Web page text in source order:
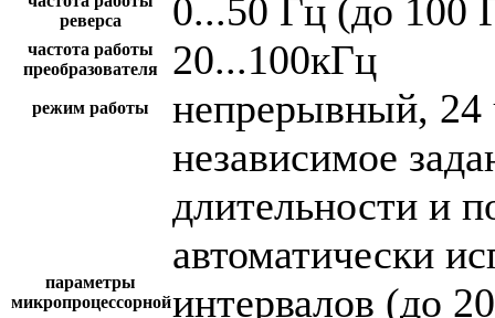
реверса
0...50 Гц (до 100
частота работы
преобразователя
20...100кГц
режим работы непрерывный, 24
параметры
микропроцессорной
независимое
длительности и
автоматически
интервалов (до